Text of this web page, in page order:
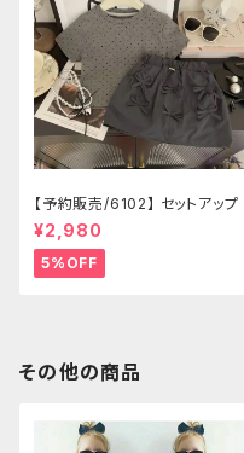
【予約販売/6102】 セットアップ
¥2,980
5%OFF
その他の商品